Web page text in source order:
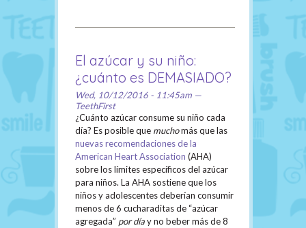
El azúcar y su niño:
¿cuánto es DEMASIADO?
Wed, 10/12/2016 - 11:45am —
TeethFirst
¿Cuánto azúcar consume su niño cada
día? Es posible que muchomás que las
nuevas recomendaciones de la
American Heart Association (AHA)
sobre los límites específicos del azúcar
para niños. La AHA sostiene que los
niños y adolescentes deberían consumir
menos de 6 cucharaditas de “azúcar
agregada” por díay no beber más de 8